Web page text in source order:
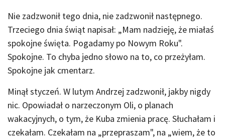
Nie zadzwonił tego dnia, nie zadzwonił następnego.
Trzeciego dnia świąt napisał: „Mam nadzieję, że miałaś
spokojne święta. Pogadamy po Nowym Roku".
Spokojne. To chyba jedno słowo na to, co przeżyłam.
Spokojne jak cmentarz.
Minął styczeń. W lutym Andrzej zadzwonił, jakby nigdy
nic. Opowiadał o narzeczonym Oli, o planach
wakacyjnych, o tym, że Kuba zmienia pracę. Słuchałam i
czekałam. Czekałam na „przepraszam", na „wiem, że to